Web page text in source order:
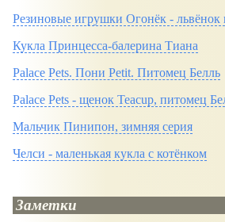
Резиновые игрушки Огонёк -
Кукла Принцесса-балерина Тиана
Palace Pets. Пони Petit. Питомец Белль
Palace Pets - щенок Teacup, питомец
Мальчик Пинипон, зимняя серия
Челси - маленькая кукла с котёнком
Заметки